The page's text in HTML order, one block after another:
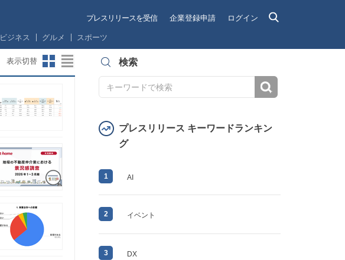
プレスリリースを受信 企業登録申請 ログイン
ビジネス グルメ スポーツ
表示切替 検索
プレスリリース キーワードランキン
グ
1 AI
2 イベント
3 DX